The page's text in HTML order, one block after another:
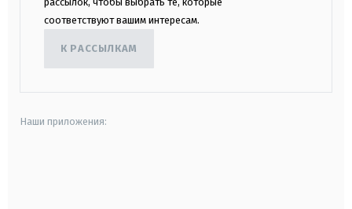
соответствуют вашим интересам.
К РАССЫЛКАМ
Наши приложения: